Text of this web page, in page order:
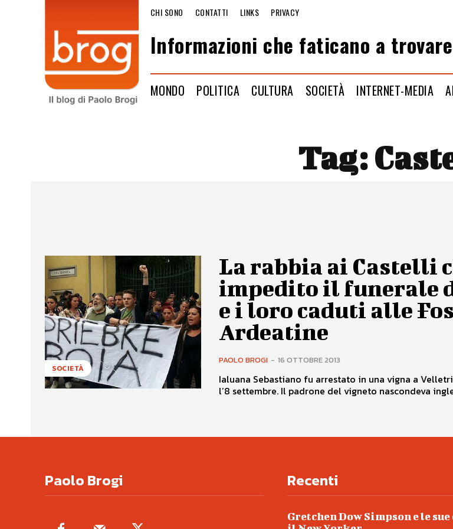
CHI SONO CONTATTI LINKS PRIVACY
Informazioni che faticano a
MONDO POLITICA CULTURA SOCIETÀ INTERNET-MEDIA
Tag:
SOCIETÀ
La rabbia ai Castelli
impedito il funerale
e i loro caduti alle
Ardeatine
PAOLO BROGI - 16 OTTOBRE 2013
Ialuana Sebastiano fu arrestato in una vigna a
l’8 settembre. Il padrone del vigneto nascondeva
Paolo Brogi Recenti
Gretchen Dow Simpson e le